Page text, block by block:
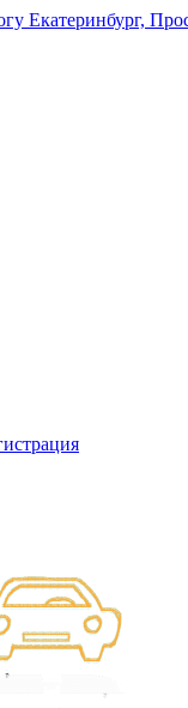
Екатеринбург,